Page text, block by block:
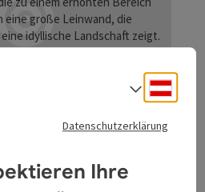
gestaltete Schausammlung
Fundstücken, Rekonstruktionen
Entdeckungsreise in die
Römische Kalkbrennöfen / Calcaria
Datenschutzerklärung
Ihre